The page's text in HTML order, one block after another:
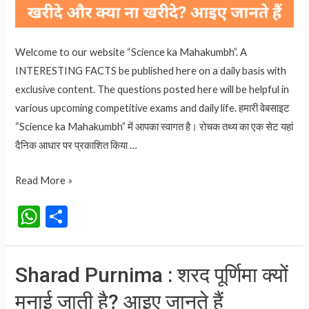
Welcome to our website “Science ka Mahakumbh”. A
INTERESTING FACTS be published here on a daily basis with
exclusive content. The questions posted here will be helpful in
various upcoming competitive exams and daily life. हमारी वेबसाइट
“Science ka Mahakumbh” में आपका स्वागत है। रोचक तथ्य का एक सेट यहां
दैनिक आधार पर प्रकाशित किया …
Happy
क्या
Read More »
W
h
s
h
ar
e
Sharad Purnima : शरद पूर्णिमा क्यों
मनाई जाती है? आइए जानते हैं